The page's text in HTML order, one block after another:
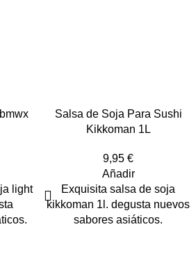
light
Salsa de Soja Para Sushi
Kikkoman 1L
9,95 €
Añadir
Exquisita salsa de soja
kikkoman 1l. degusta nuevos
sabores asiáticos.